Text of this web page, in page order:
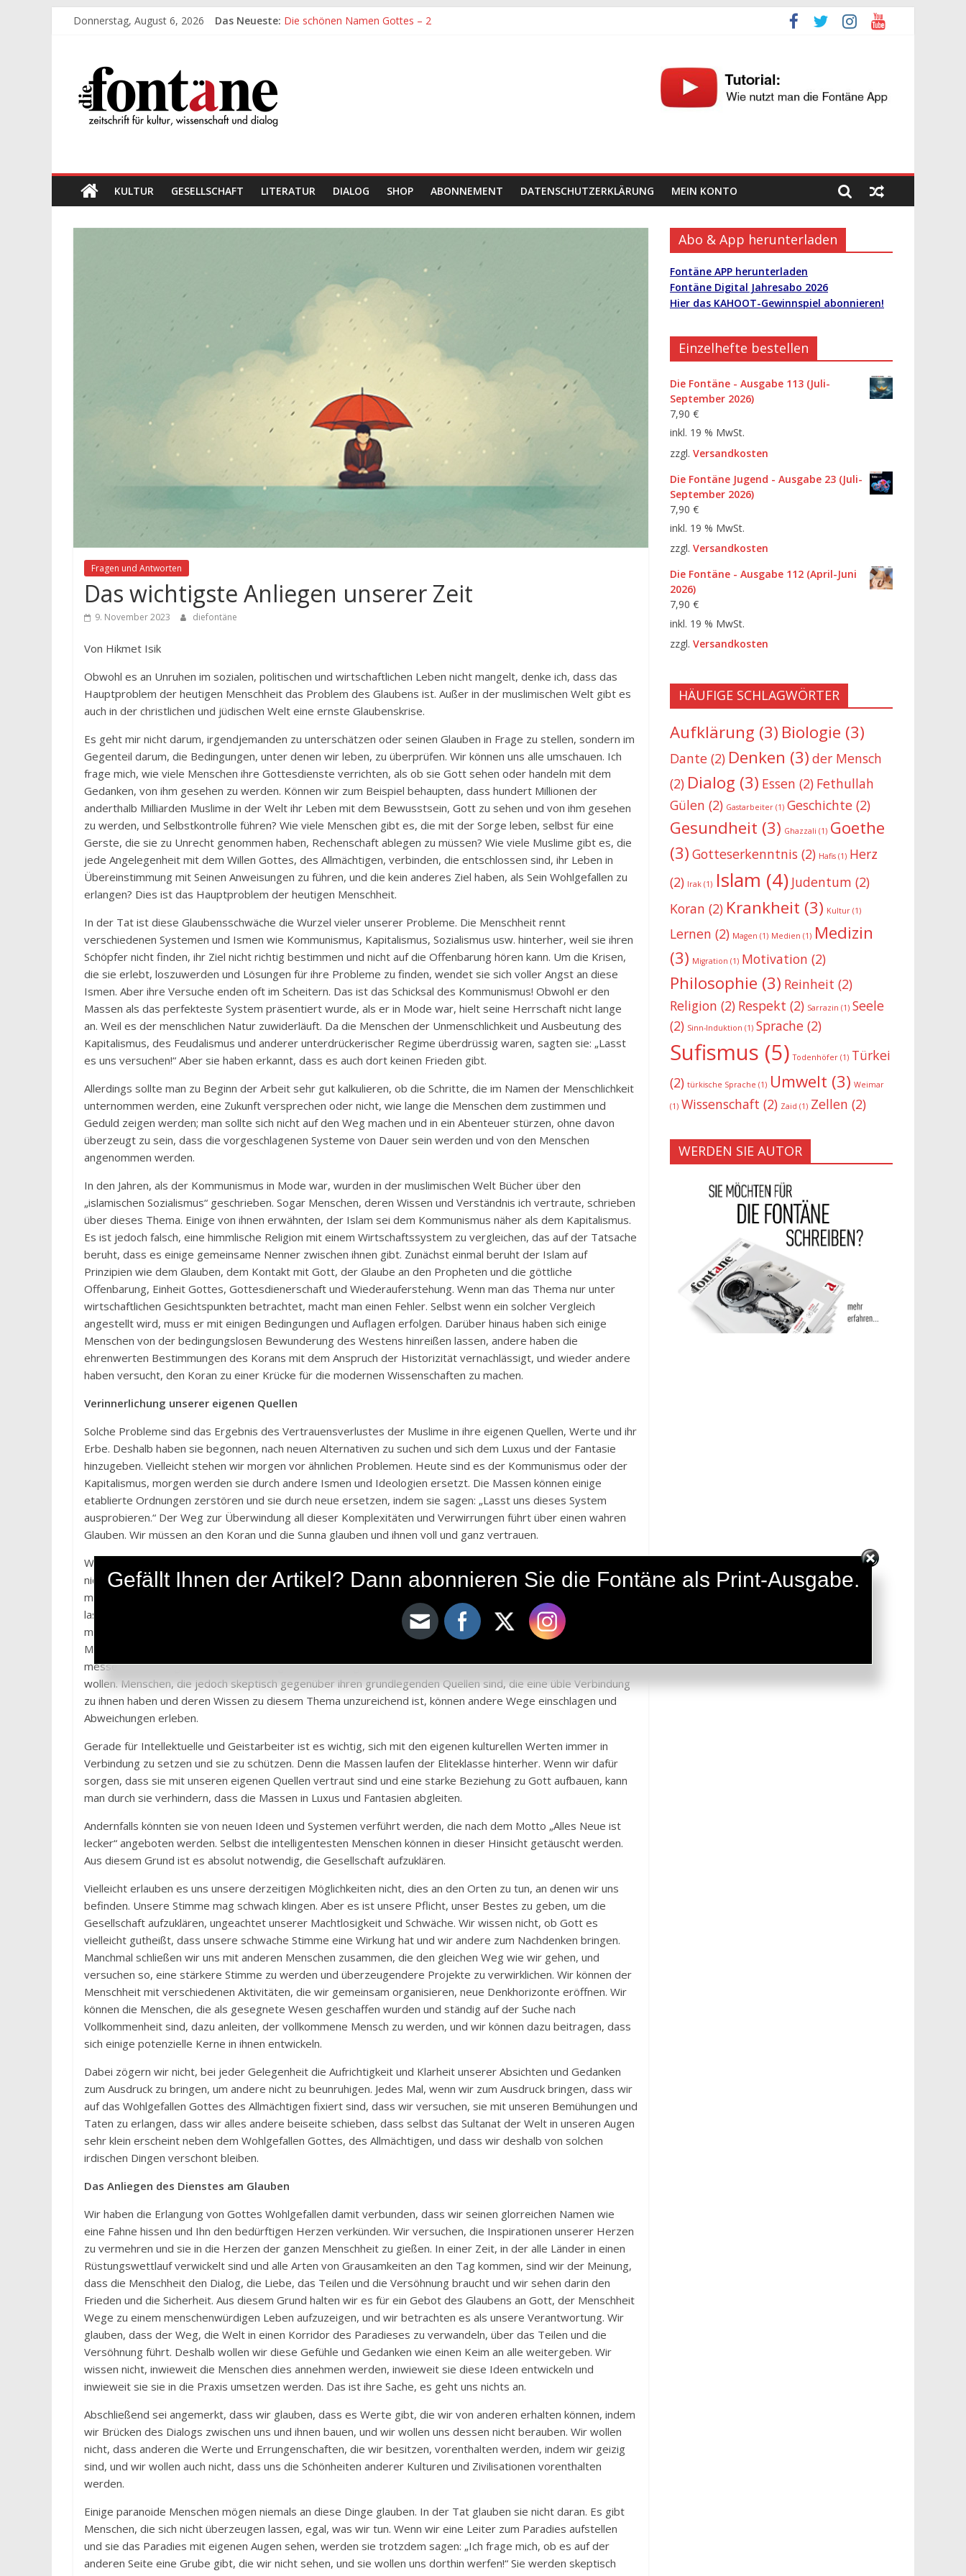
ZumDonnerstag, August 6, 2026 Das Neueste: Die schönen Namen Gottes – 2
Die
Fontäne
kultur,
wissenschaft
und
KULTUR GESELLSCHAFT LITERATUR DIALOG SHOP ABONNEMENT DATENSCHUTZERKLÄRUNG MEIN KONTO
Fragen und Antworten
Das wichtigste Anliegen unserer Zeit
9. November 2023 diefontäne
Von Hikmet Isik
Obwohl es an Unruhen im sozialen, politischen und wirtschaftlichen Leben nicht mangelt, denke ich, dass das
Hauptproblem der heutigen Menschheit das Problem des Glaubens ist. Außer in der muslimischen Welt gibt es
auch in der christlichen und jüdischen Welt eine ernste Glaubenskrise.
Es geht mir nicht darum, irgendjemanden zu unterschätzen oder seinen Glauben in Frage zu stellen, sondern im
Gegenteil darum, die Bedingungen, unter denen wir leben, zu überprüfen. Wir können uns alle umschauen. Ich
frage mich, wie viele Menschen ihre Gottesdienste verrichten, als ob sie Gott sehen oder handeln mit dem
Gedanken, von ihm gesehen zu werden. Können wir zum Beispiel behaupten, dass hundert Millionen der
anderthalb Milliarden Muslime in der Welt ihr Leben mit dem Bewusstsein, Gott zu sehen und von ihm gesehen
zu werden, und Selbstkontrolle führen? Wie viele Menschen gibt es, die mit der Sorge leben, selbst für eine
Gerste, die sie zu Unrecht genommen haben, Rechenschaft ablegen zu müssen? Wie viele Muslime gibt es, die
jede Angelegenheit mit dem Willen Gottes, des Allmächtigen, verbinden, die entschlossen sind, ihr Leben in
Übereinstimmung mit Seinen Anweisungen zu führen, und die kein anderes Ziel haben, als Sein Wohlgefallen zu
erlangen? Dies ist das Hauptproblem der heutigen Menschheit.
In der Tat ist diese Glaubensschwäche die Wurzel vieler unserer Probleme. Die Menschheit rennt
verschiedenen Systemen und Ismen wie Kommunismus, Kapitalismus, Sozialismus usw. hinterher, weil sie ihren
Schöpfer nicht finden, ihr Ziel nicht richtig bestimmen und nicht auf die Offenbarung hören kann. Um die Krisen,
die sie erlebt, loszuwerden und Lösungen für ihre Probleme zu finden, wendet sie sich voller Angst an diese
Ismen. Aber ihre Versuche enden oft im Scheitern. Das ist das Schicksal des Kommunismus! Obwohl er den
Massen als das perfekteste System präsentiert wurde, als er in Mode war, hielt seine Herrschaft nicht lange
an. Weil es der menschlichen Natur zuwiderläuft. Da die Menschen der Unmenschlichkeit und Ausbeutung des
Kapitalismus, des Feudalismus und anderer unterdrückerischer Regime überdrüssig waren, sagten sie: „Lasst
es uns versuchen!“ Aber sie haben erkannt, dass es auch dort keinen Frieden gibt.
Allerdings sollte man zu Beginn der Arbeit sehr gut kalkulieren, ob die Schritte, die im Namen der Menschlichkeit
unternommen werden, eine Zukunft versprechen oder nicht, wie lange die Menschen dem zustimmen und
Geduld zeigen werden; man sollte sich nicht auf den Weg machen und in ein Abenteuer stürzen, ohne davon
überzeugt zu sein, dass die vorgeschlagenen Systeme von Dauer sein werden und von den Menschen
angenommen werden.
In den Jahren, als der Kommunismus in Mode war, wurden in der muslimischen Welt Bücher über den
„islamischen Sozialismus“ geschrieben. Sogar Menschen, deren Wissen und Verständnis ich vertraute, schrieben
über dieses Thema. Einige von ihnen erwähnten, der Islam sei dem Kommunismus näher als dem Kapitalismus.
Es ist jedoch falsch, eine himmlische Religion mit einem Wirtschaftssystem zu vergleichen, das auf der Tatsache
beruht, dass es einige gemeinsame Nenner zwischen ihnen gibt. Zunächst einmal beruht der Islam auf
Prinzipien wie dem Glauben, dem Kontakt mit Gott, der Glaube an den Propheten und die göttliche
Offenbarung, Einheit Gottes, Gottesdienerschaft und Wiederauferstehung. Wenn man das Thema nur unter
wirtschaftlichen Gesichtspunkten betrachtet, macht man einen Fehler. Selbst wenn ein solcher Vergleich
angestellt wird, muss er mit einigen Bedingungen und Auflagen erfolgen. Darüber hinaus haben sich einige
Menschen von der bedingungslosen Bewunderung des Westens hinreißen lassen, andere haben die
ehrenwerten Bestimmungen des Korans mit dem Anspruch der Historizität vernachlässigt, und wieder andere
haben versucht, den Koran zu einer Krücke für die modernen Wissenschaften zu machen.
Verinnerlichung unserer eigenen Quellen
Solche Probleme sind das Ergebnis des Vertrauensverlustes der Muslime in ihre eigenen Quellen, Werte und ihr
Erbe. Deshalb haben sie begonnen, nach neuen Alternativen zu suchen und sich dem Luxus und der Fantasie
hinzugeben. Vielleicht stehen wir morgen vor ähnlichen Problemen. Heute sind es der Kommunismus oder der
Kapitalismus, morgen werden sie durch andere Ismen und Ideologien ersetzt. Die Massen können einige
etablierte Ordnungen zerstören und sie durch neue ersetzen, indem sie sagen: „Lasst uns dieses System
ausprobieren.“ Der Weg zur Überwindung all dieser Komplexitäten und Verwirrungen führt über einen wahren
Glauben. Wir müssen an den Koran und die Sunna glauben und ihnen voll und ganz vertrauen.
Wenn wir unsere eigenen Quellen gut verinnerlicht haben, werden wir von den Ideen, denen wir begegnen,
nicht erschüttert werden. Nachdem man sie durch den Filter des Korans und der Sunna gezogen hat, nimmt
man, was man nehmen will, und lässt, was man lassen will. Wenn Sie sich von der göttlichen Offenbarung leiten
lassen, werden Sie selbst die Werke von Menschen, die in Ost und West als groß gelten, kritisch lesen, und
manchmal werden Sie sehen und staunen, welch große Fehler sie gemacht haben. Wenn Sie Ihre eigenen
Maßstäbe und Kriterien haben, können Sie sich auf verschiedene Ideen einlassen, sie miteinander konfrontieren,
messen und abwägen. Wenn Sie Ihre eigene Blockade geschaffen haben, können Sie damit machen, was Sie
wollen. Menschen, die jedoch skeptisch gegenüber ihren grundlegenden Quellen sind, die eine üble Verbindung
zu ihnen haben und deren Wissen zu diesem Thema unzureichend ist, können andere Wege einschlagen und
Abweichungen erleben.
Gerade für Intellektuelle und Geistarbeiter ist es wichtig, sich mit den eigenen kulturellen Werten immer in
Verbindung zu setzen und sie zu schützen. Denn die Massen laufen der Eliteklasse hinterher. Wenn wir dafür
sorgen, dass sie mit unseren eigenen Quellen vertraut sind und eine starke Beziehung zu Gott aufbauen, kann
man durch sie verhindern, dass die Massen in Luxus und Fantasien abgleiten.
Andernfalls könnten sie von neuen Ideen und Systemen verführt werden, die nach dem Motto „Alles Neue ist
lecker“ angeboten werden. Selbst die intelligentesten Menschen können in dieser Hinsicht getäuscht werden.
Aus diesem Grund ist es absolut notwendig, die Gesellschaft aufzuklären.
Vielleicht erlauben es uns unsere derzeitigen Möglichkeiten nicht, dies an den Orten zu tun, an denen wir uns
befinden. Unsere Stimme mag schwach klingen. Aber es ist unsere Pflicht, unser Bestes zu geben, um die
Gesellschaft aufzuklären, ungeachtet unserer Machtlosigkeit und Schwäche. Wir wissen nicht, ob Gott es
vielleicht gutheißt, dass unsere schwache Stimme eine Wirkung hat und wir andere zum Nachdenken bringen.
Manchmal schließen wir uns mit anderen Menschen zusammen, die den gleichen Weg wie wir gehen, und
versuchen so, eine stärkere Stimme zu werden und überzeugendere Projekte zu verwirklichen. Wir können der
Menschheit mit verschiedenen Aktivitäten, die wir gemeinsam organisieren, neue Denkhorizonte eröffnen. Wir
können die Menschen, die als gesegnete Wesen geschaffen wurden und ständig auf der Suche nach
Vollkommenheit sind, dazu anleiten, der vollkommene Mensch zu werden, und wir können dazu beitragen, dass
sich einige potenzielle Kerne in ihnen entwickeln.
Dabei zögern wir nicht, bei jeder Gelegenheit die Aufrichtigkeit und Klarheit unserer Absichten und Gedanken
zum Ausdruck zu bringen, um andere nicht zu beunruhigen. Jedes Mal, wenn wir zum Ausdruck bringen, dass wir
auf das Wohlgefallen Gottes des Allmächtigen fixiert sind, dass wir versuchen, sie mit unseren Bemühungen und
Taten zu erlangen, dass wir alles andere beiseite schieben, dass selbst das Sultanat der Welt in unseren Augen
sehr klein erscheint neben dem Wohlgefallen Gottes, des Allmächtigen, und dass wir deshalb von solchen
irdischen Dingen verschont bleiben.
Das Anliegen des Dienstes am Glauben
Wir haben die Erlangung von Gottes Wohlgefallen damit verbunden, dass wir seinen glorreichen Namen wie
eine Fahne hissen und Ihn den bedürftigen Herzen verkünden. Wir versuchen, die Inspirationen unserer Herzen
zu vermehren und sie in die Herzen der ganzen Menschheit zu gießen. In einer Zeit, in der alle Länder in einen
Rüstungswettlauf verwickelt sind und alle Arten von Grausamkeiten an den Tag kommen, sind wir der Meinung,
dass die Menschheit den Dialog, die Liebe, das Teilen und die Versöhnung braucht und wir sehen darin den
Frieden und die Sicherheit. Aus diesem Grund halten wir es für ein Gebot des Glaubens an Gott, der Menschheit
Wege zu einem menschenwürdigen Leben aufzuzeigen, und wir betrachten es als unsere Verantwortung. Wir
glauben, dass der Weg, die Welt in einen Korridor des Paradieses zu verwandeln, über das Teilen und die
Versöhnung führt. Deshalb wollen wir diese Gefühle und Gedanken wie einen Keim an alle weitergeben. Wir
wissen nicht, inwieweit die Menschen dies annehmen werden, inwieweit sie diese Ideen entwickeln und
inwieweit sie sie in die Praxis umsetzen werden. Das ist ihre Sache, es geht uns nichts an.
Abschließend sei angemerkt, dass wir glauben, dass es Werte gibt, die wir von anderen erhalten können, indem
wir Brücken des Dialogs zwischen uns und ihnen bauen, und wir wollen uns dessen nicht berauben. Wir wollen
nicht, dass anderen die Werte und Errungenschaften, die wir besitzen, vorenthalten werden, indem wir geizig
sind, und wir wollen auch nicht, dass uns die Schönheiten anderer Kulturen und Zivilisationen vorenthalten
werden.
Einige paranoide Menschen mögen niemals an diese Dinge glauben. In der Tat glauben sie nicht daran. Es gibt
Menschen, die sich nicht überzeugen lassen, egal, was wir tun. Wenn wir eine Leiter zum Paradies aufstellen
und sie das Paradies mit eigenen Augen sehen, werden sie trotzdem sagen: „Ich frage mich, ob es auf der
anderen Seite eine Grube gibt, die wir nicht sehen, und sie wollen uns dorthin werfen!“ Sie werden skeptisch
Abo & App herunterladen
Fontäne APP herunterladen
Fontäne Digital Jahresabo 2026
Hier das KAHOOT-Gewinnspiel abonnieren!
Einzelhefte bestellen
Die Fontäne - Ausgabe 113 (Juli-
September 2026)
7,90 €
inkl. 19 % MwSt.
zzgl. Versandkosten
Die Fontäne Jugend - Ausgabe 23 (Juli-
September 2026)
7,90 €
inkl. 19 % MwSt.
zzgl. Versandkosten
Die Fontäne - Ausgabe 112 (April-Juni
2026)
7,90 €
inkl. 19 % MwSt.
zzgl. Versandkosten
HÄUFIGE SCHLAGWÖRTER
Aufklärung (3) Biologie (3)
Dante (2) Denken (3) der Mensch
(2) Dialog (3) Essen (2) Fethullah
Gülen (2) Gastarbeiter (1) Geschichte (2)
Gesundheit (3) Ghazzali (1) Goethe
(3) Gotteserkenntnis (2) Hafis (1) Herz
(2) Irak (1) Islam (4) Judentum (2)
Koran (2) Krankheit (3) Kultur (1)
Lernen (2) Magen (1) Medien (1) Medizin
(3) Migration (1) Motivation (2)
Philosophie (3) Reinheit (2)
Religion (2) Respekt (2) Sarrazin (1) Seele
(2) Sinn-Induktion (1) Sprache (2)
Sufismus (5) Todenhöfer (1) Türkei
(2) türkische Sprache (1) Umwelt (3) Weimar
(1) Wissenschaft (2) Zaid (1) Zellen (2)
WERDEN SIE AUTOR
Gefällt Ihnen der Artikel? Dann abonnieren Sie die Fontäne als Print-Ausgabe.